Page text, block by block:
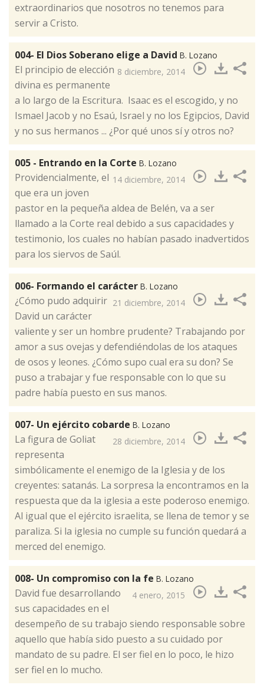
extraordinarios que nosotros no tenemos para
servir a Cristo.
004- El Dios Soberano elige a David B. Lozano
8 diciembre, 2014
El prin­ci­pio de elec­ción
di­vi­na es per­ma­nen­te
a lo lar­go de la Es­cri­tu­ra. Isaac es el es­co­gi­do, y no
Is­mael Jacob y no Esaú, Is­rael y no los Egip­cios, David
y no sus hermanos ... ¿Por ­qué unos sí y otros no?
005 - Entrando en la Corte B. Lozano
14 diciembre, 2014
​Providencialmente, el
que era un joven
pastor en la pequeña aldea de Belén, va a ser
llamado a la Corte real debido a sus capacidades y
testimonio, los cuales no habían pasado inadvertidos
para los siervos de Saúl.
006- Formando el carácter B. Lozano
21 diciembre, 2014
​¿Cómo pudo adquirir
David un carácter
valiente y ser un hombre prudente? Trabajando por
amor a sus ovejas y defendiéndolas de los ataques
de osos y leones. ¿Cómo supo cual era su don? Se
puso a trabajar y fue responsable con lo que su
padre había puesto en sus manos.
007- Un ejército cobarde B. Lozano
28 diciembre, 2014
​La figura de Goliat
representa
simbólicamente el enemigo de la Iglesia y de los
creyentes: satanás. La sorpresa la encontramos en la
respuesta que da la iglesia a este poderoso enemigo.
Al igual que el ejército israelita, se llena de temor y se
paraliza. Si la iglesia no cumple su función quedará a
merced del enemigo.
008- Un compromiso con la fe B. Lozano
4 enero, 2015
​David fue desarrollando
sus capacidades en el
desempeño de su trabajo siendo responsable sobre
aquello que había sido puesto a su cuidado por
mandato de su padre. El ser fiel en lo poco, le hizo
ser fiel en lo mucho.